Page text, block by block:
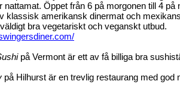
nattamat. Öppet från 6 på morgonen till 4 på
klassisk amerikansk dinermat och
bra vegetariskt och veganskt utbud.
på Vermont är ett av få billiga bra
på Hilhurst är en trevlig restaurang med god